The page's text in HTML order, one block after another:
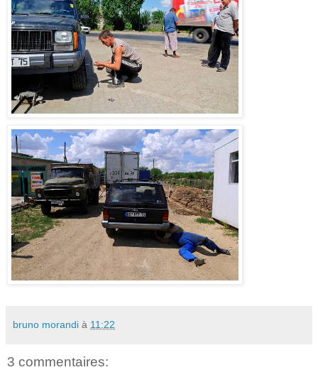
bruno morandi à 11:22
3 commentaires: